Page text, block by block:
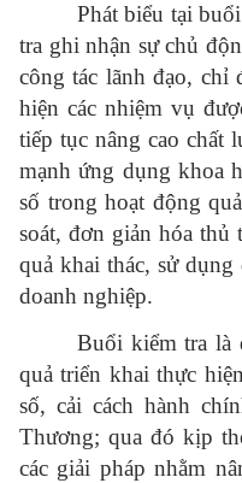
Phát biểu tại
tra ghi nhận sự chủ
công tác lãnh đạo, chỉ
hiện các nhiệm vụ
tiếp tục nâng cao chất
mạnh ứng dụng khoa
số trong hoạt động
soát, đơn giản hóa thủ
quả khai thác, sử
doanh nghiệp.
Buổi kiểm tra là
quả triển khai thực
số, cải cách hành
Thương; qua đó kịp
các giải pháp nhằm